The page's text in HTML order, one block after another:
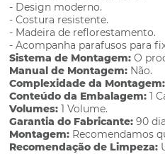
- Design moderno.
- Costura resistente.
- Madeira de reflorestamento.
- Acompanha parafusos para
Sistema de Montagem: O
Manual de Montagem: Não.
Complexidade da Montagem:
Conteúdo da Embalagem: 1
Volumes: 1 Volume.
Garantia do Fabricante: 90
Montagem: Recomendamos
Recomendação de Limpeza: